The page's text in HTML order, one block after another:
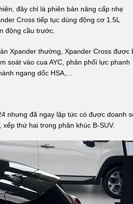
đây chỉ là phiên bản nâng cấp nhẹ
Cross tiếp tục dùng động cơ 1.5L
động cầu trước.
Xpander thường, Xpander Cross được
soát vào cua AYC, phân phối lực phanh
ngang dốc HSA,...
nhưng đã ngay lập tức có được doanh
thứ hai trong phân khúc B-SUV.